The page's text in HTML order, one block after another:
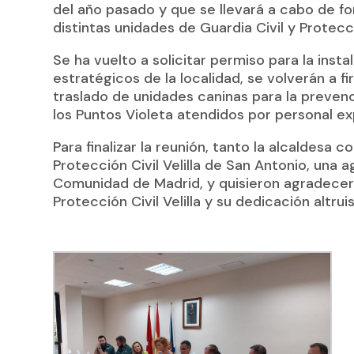
del año pasado y que se llevará a cabo de
distintas unidades de Guardia Civil y
Se ha vuelto a solicitar permiso para la
estratégicos de la localidad, se volverán a
traslado de unidades caninas para la
los Puntos Violeta atendidos por personal
Para finalizar la reunión, tanto la alcaldesa
Protección Civil Velilla de San Antonio, una
Comunidad de Madrid, y quisieron
Protección Civil Velilla y su dedicación